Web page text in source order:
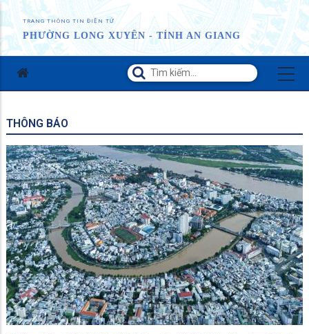
TRANG THÔNG TIN ĐIỆN TỬ
PHƯỜNG LONG XUYÊN - TỈNH AN GIANG
THÔNG BÁO